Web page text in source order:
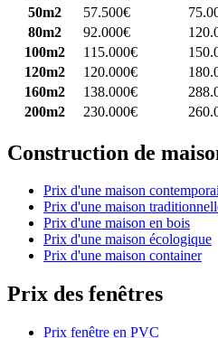
50m2
57.500€
80m2
92.000€
100m2
115.000€
120m2
120.000€
160m2
138.000€
200m2
230.000€
Construction de
Prix d'une maison
Prix d'une maison
Prix d'une maison en bois
Prix d'une maison écologique
Prix d'une maison container
Prix des fenêtres
Prix fenêtre en PVC